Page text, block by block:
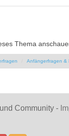
Thema
Anfängerfragen &
Community -